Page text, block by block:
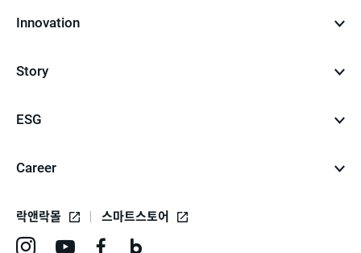
Innovation
Story
ESG
Career
락앤락몰 스마트스토어